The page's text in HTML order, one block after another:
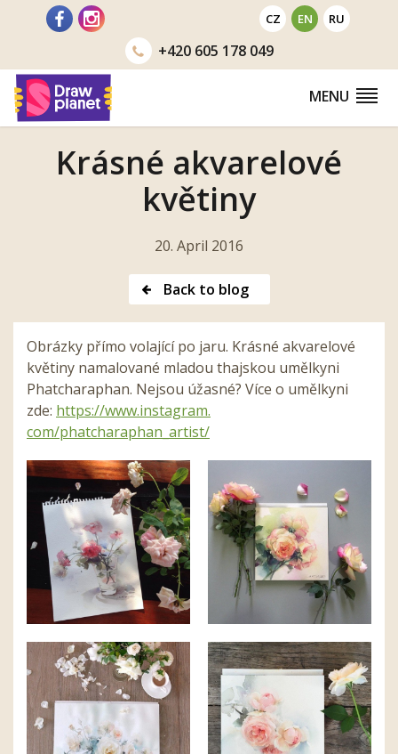
CZ EN RU
+420605 178 049
MENU
Krásné akvarelové
květiny
20. April 2016
Back to blog
Obrázky přímo volající po jaru. Krásné akvarelové
květiny namalované mladou thajskou umělkyni
Phatcharaphan. Nejsou úžasné? Více o umělkyni
zde: https://www.instagram.
com/phatcharaphan_artist/